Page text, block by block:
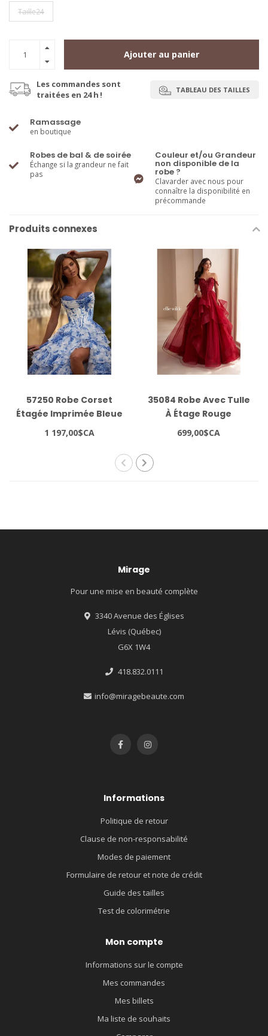
Taille24
Ajouter au panier
Les commandes sont
traitées en 24 h !
TABLEAU DES TAILLES
Ramassage
en boutique
Robes de bal & de soirée
Échange si la grandeur ne fait
pas
Couleur et/ou Grandeur
non disponible de la
robe ?
Clavarder avec nous pour
connaître la disponibilité en
précommande
Produits connexes
57250 Robe Corset
Étagée Imprimée Bleue
1 197,00$CA
35084 Robe Avec Tulle
À Étage Rouge
699,00$CA
Mirage
Pour une mise en beauté complète
3340 Avenue des Églises
Lévis (Québec)
G6X 1W4
418.832.0111
info@miragebeaute.com
Informations
Politique de retour
Clause de non-responsabilité
Modes de paiement
Formulaire de retour et note de crédit
Guide des tailles
Test de colorimétrie
Mon compte
Informations sur le compte
Mes commandes
Mes billets
Ma liste de souhaits